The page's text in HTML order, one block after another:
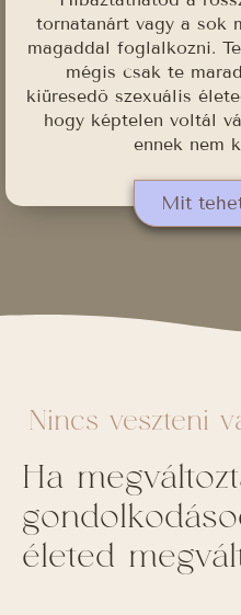
tornatanárt vagy a sok
magaddal foglalkozni.
mégis csak te
kiüresedő szexuális
hogy képtelen voltál
ennek nem
Mit
Nincs veszteni
Ha
életed